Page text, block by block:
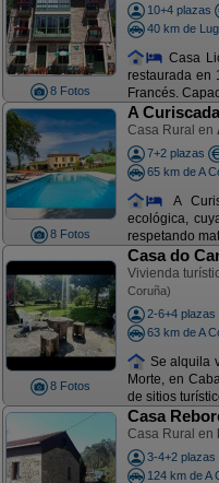
8 Fotos
10+4 plazas
40 km de
Casa
restaurada en
Francés.
8 Fotos
A Curiscada
Casa Rural en
7+2 plazas
65 km de A
A
ecológica,
respetando
8 Fotos
Casa do
Vivienda
Coruña)
2-6+4 plazas
63 km de A
Se alquila
Morte, en
de sitios
Casa
Casa Rural en
3-4+2 plazas
124 km de A